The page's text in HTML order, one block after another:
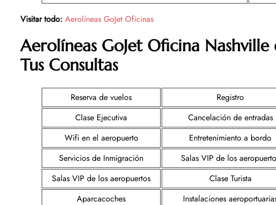
Visitar todo: Aerolíneas GoJet Oficinas
Aerolíneas GoJet Oficina Nashville
Tus Consultas
Reserva de vuelos Registro
Clase Ejecutiva
Cancelación de entradas
Wifi en el aeropuerto
Entretenimiento a bordo
Servicios de Inmigración
Salas VIP de los
Salas VIP de los aeropuertos
Clase Turista
Aparcacoches
Instalaciones